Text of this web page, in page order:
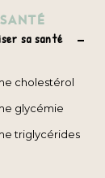
sa santé
cholestérol
glycémie
triglycérides